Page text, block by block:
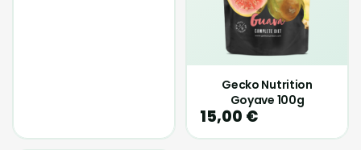
Gecko Nutrition
Goyave 100g
15,00 €